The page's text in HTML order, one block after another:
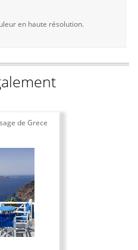
en haute résolution.
de Grece